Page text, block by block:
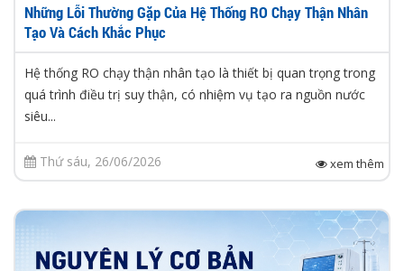
Những Lỗi Thường Gặp Của Hệ Thống RO Chạy Thận Nhân
Tạo Và Cách Khắc Phục
Hệ thống RO chạy thận nhân tạo là thiết bị quan trọng trong
quá trình điều trị suy thận, có nhiệm vụ tạo ra nguồn nước
siêu...
Thứ sáu, 26/06/2026 xem thêm